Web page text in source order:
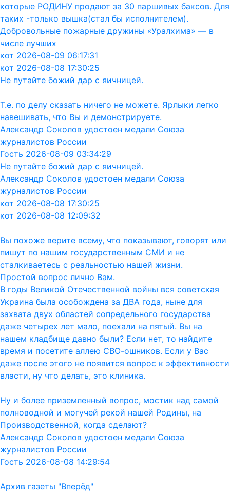
которые РОДИНУ продают за 30 паршивых баксов. Для
таких -только вышка(стал бы исполнителем).
Добровольные пожарные дружины «Уралхима» — в
числе лучших
кот 2026-08-09 06:17:31
кот 2026-08-08 17:30:25
Не путайте божий дар с яичницей.
Т.е. по делу сказать ничего не можете. Ярлыки легко
навешивать, что Вы и демонстрируете.
Александр Соколов удостоен медали Союза
журналистов России
Гость 2026-08-09 03:34:29
Не путайте божий дар с яичницей.
Александр Соколов удостоен медали Союза
журналистов России
кот 2026-08-08 17:30:25
кот 2026-08-08 12:09:32
Вы похоже верите всему, что показывают, говорят или
пишут по нашим государственным СМИ и не
сталкиваетесь с реальностью нашей жизни.
Простой вопрос лично Вам.
В годы Великой Отечественной войны вся советская
Украина была особождена за ДВА года, ныне для
захвата двух областей сопредельного государства
даже четырех лет мало, поехали на пятый. Вы на
нашем кладбище давно были? Если нет, то найдите
время и посетите аллею СВО-ошников. Если у Вас
даже после этого не появится вопрос к эффективности
власти, ну что делать, это клиника.
Ну и более приземленный вопрос, мостик над самой
полноводной и могучей рекой нашей Родины, на
Производственной, когда сделают?
Александр Соколов удостоен медали Союза
журналистов России
Гость 2026-08-08 14:29:54
Архив газеты "Вперёд"